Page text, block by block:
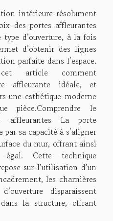
intérieure résolument
des portes affleurantes
d’ouverture, à la fois
d’obtenir des lignes
parfaite dans l’espace.
article comment
affleurante idéale, et
une esthétique moderne
pièce.Comprendre le
affleurantes La porte
sa capacité à s’aligner
du mur, offrant ainsi
Cette technique
sur l’utilisation d’un
les charnières
disparaissent
la structure, offrant